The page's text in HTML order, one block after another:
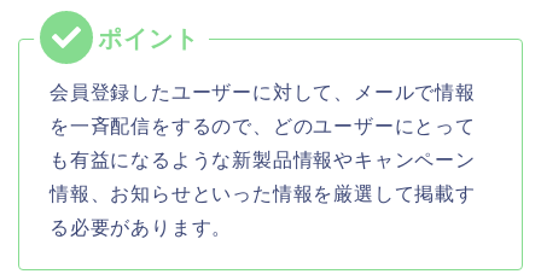
会員登録したユーザーに対して、メールで情報
を一斉配信をするので、どのユーザーにとって
も有益になるような新製品情報やキャンペーン
情報、お知らせといった情報を厳選して掲載す
る必要があります。